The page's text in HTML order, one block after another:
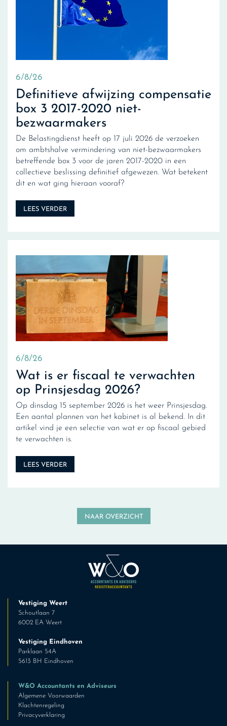
6/8/26
Definitieve afwijzing compensatie
box 3 2017-2020 niet-
bezwaarmakers
De Belastingdienst heeft op 17 juli 2026 de verzoeken
om ambtshalve vermindering van niet-bezwaarmakers
betreffende box 3 voor de jaren 2017-2020 in een
collectieve beslissing definitief afgewezen. Wat betekent
dit en wat ging hieraan vooraf?
LEES VERDER
6/8/26
Wat is er fiscaal te verwachten
op Prinsjesdag 2026?
Op dinsdag 15 september 2026 is het weer Prinsjesdag.
Een aantal plannen van het kabinet is al bekend. In dit
artikel vind je een selectie van wat er op fiscaal gebied
te verwachten is.
LEES VERDER
NAAR OVERZICHT
Vestiging Weert
Schoutlaan 7
6002 EA Weert
Vestiging Eindhoven
Parklaan 54A
5613 BH Eindhoven
W&O Accountants en Adviseurs
Algemene Voorwaarden
Klachtenregeling
Privacyverklaring